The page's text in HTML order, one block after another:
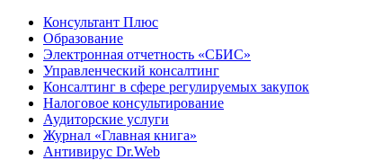
Консультант Плюс
Образование
Электронная отчетность «СБИС»
Управленческий консалтинг
Консалтинг в сфере регулируемых закупок
Налоговое консультирование
Аудиторские услуги
Журнал «Главная книга»
Антивирус Dr.Web